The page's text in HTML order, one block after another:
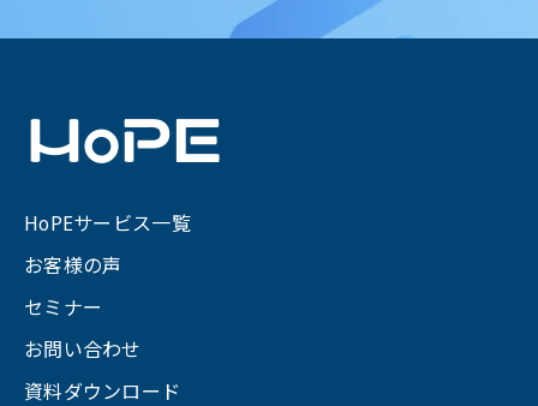
HoPEサービス一覧
お客様の声
セミナー
お問い合わせ
資料ダウンロード